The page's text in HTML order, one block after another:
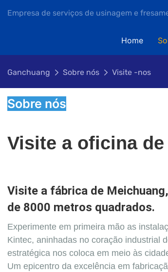
Empresa de serviços de usinagem e
Home
Ganchuang Sobre nós Visite -nos
Sobre nós
Visite a oficina
Visite a fábrica de
de 8000 metros quadrados.
Experimente em primeira mão as
Kintec, aninhadas no coração industrial
estratégica nos coloca em meio às
Um epicentro da excelência em